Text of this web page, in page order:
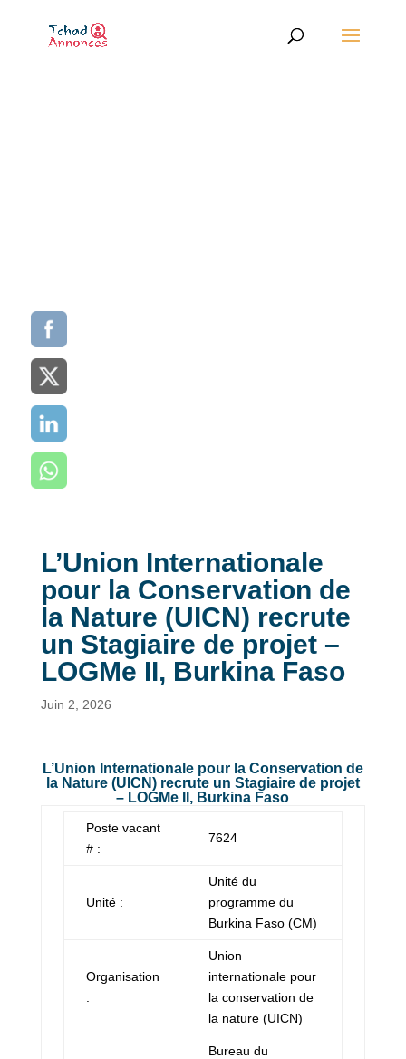
L’Union Internationale
pour la Conservation de
la Nature (UICN) recrute
un Stagiaire de projet –
LOGMe II, Burkina Faso
Juin 2, 2026
L’Union Internationale pour la Conservation de
la Nature (UICN) recrute un Stagiaire de projet
– LOGMe II, Burkina Faso
Poste vacant
# :
7624
Unité :
Unité du
programme du
Burkina Faso (CM)
Organisation
:
Union
internationale pour
la conservation de
la nature (UICN)
Bureau du